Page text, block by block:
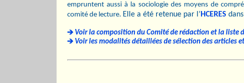
empruntent aussi à la sociologie des moyens de
comité de lecture. Elle a été retenue par l’ HCERES dans
Voir la composition du Comité de rédaction et la liste
Voir les modalités détaillées de sélection des articles